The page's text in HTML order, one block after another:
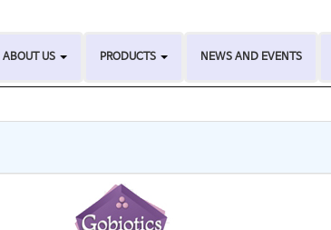
ABOUT US PRODUCTS NEWS AND EVENTS